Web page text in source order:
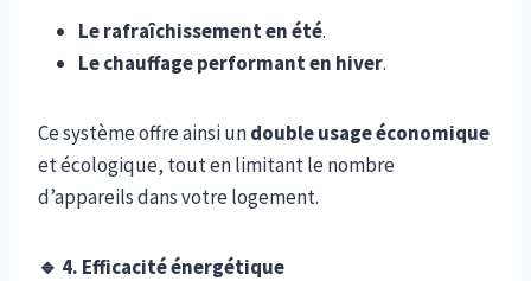
Le rafraîchissement en été.
Le chauffage performant en hiver.
Ce système offre ainsi undouble usage économique
et écologique, tout en limitant le nombre
d’appareils dans votre logement.
🔹 4. Efficacité énergétique